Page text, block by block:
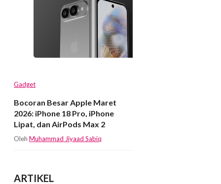
Gadget
Bocoran Besar Apple Maret
2026: iPhone 18 Pro, iPhone
Lipat, dan AirPods Max 2
Oleh Muhammad Jiyaad Sabiq
ARTIKEL